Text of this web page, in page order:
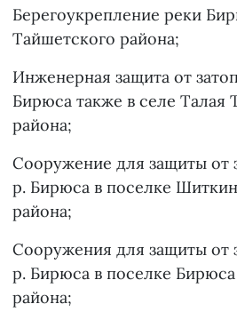
Берегоукрепление реки
Тайшетского района;
Инженерная защита от
Бирюса также в селе Талая
района;
Сооружение для защиты от
р. Бирюса в поселке
района;
Сооружения для защиты от
р. Бирюса в поселке
района;